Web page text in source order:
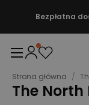
Bezpłatna
Strona główna /
The North